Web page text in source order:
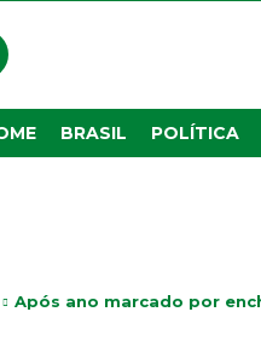
BRASIL POLÍTICA
Após ano marcado por